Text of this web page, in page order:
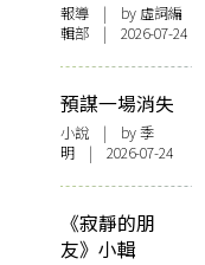
報導 | by 虛詞編
輯部 | 2026-07-24
預謀一場消失
小說 | by 季
明 | 2026-07-24
《寂靜的朋
友》小輯